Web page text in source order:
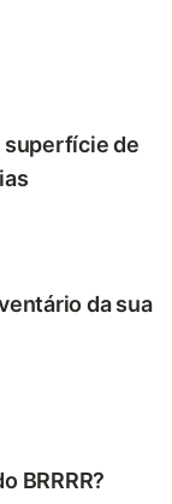
superfície de
da sua
BRRRR?